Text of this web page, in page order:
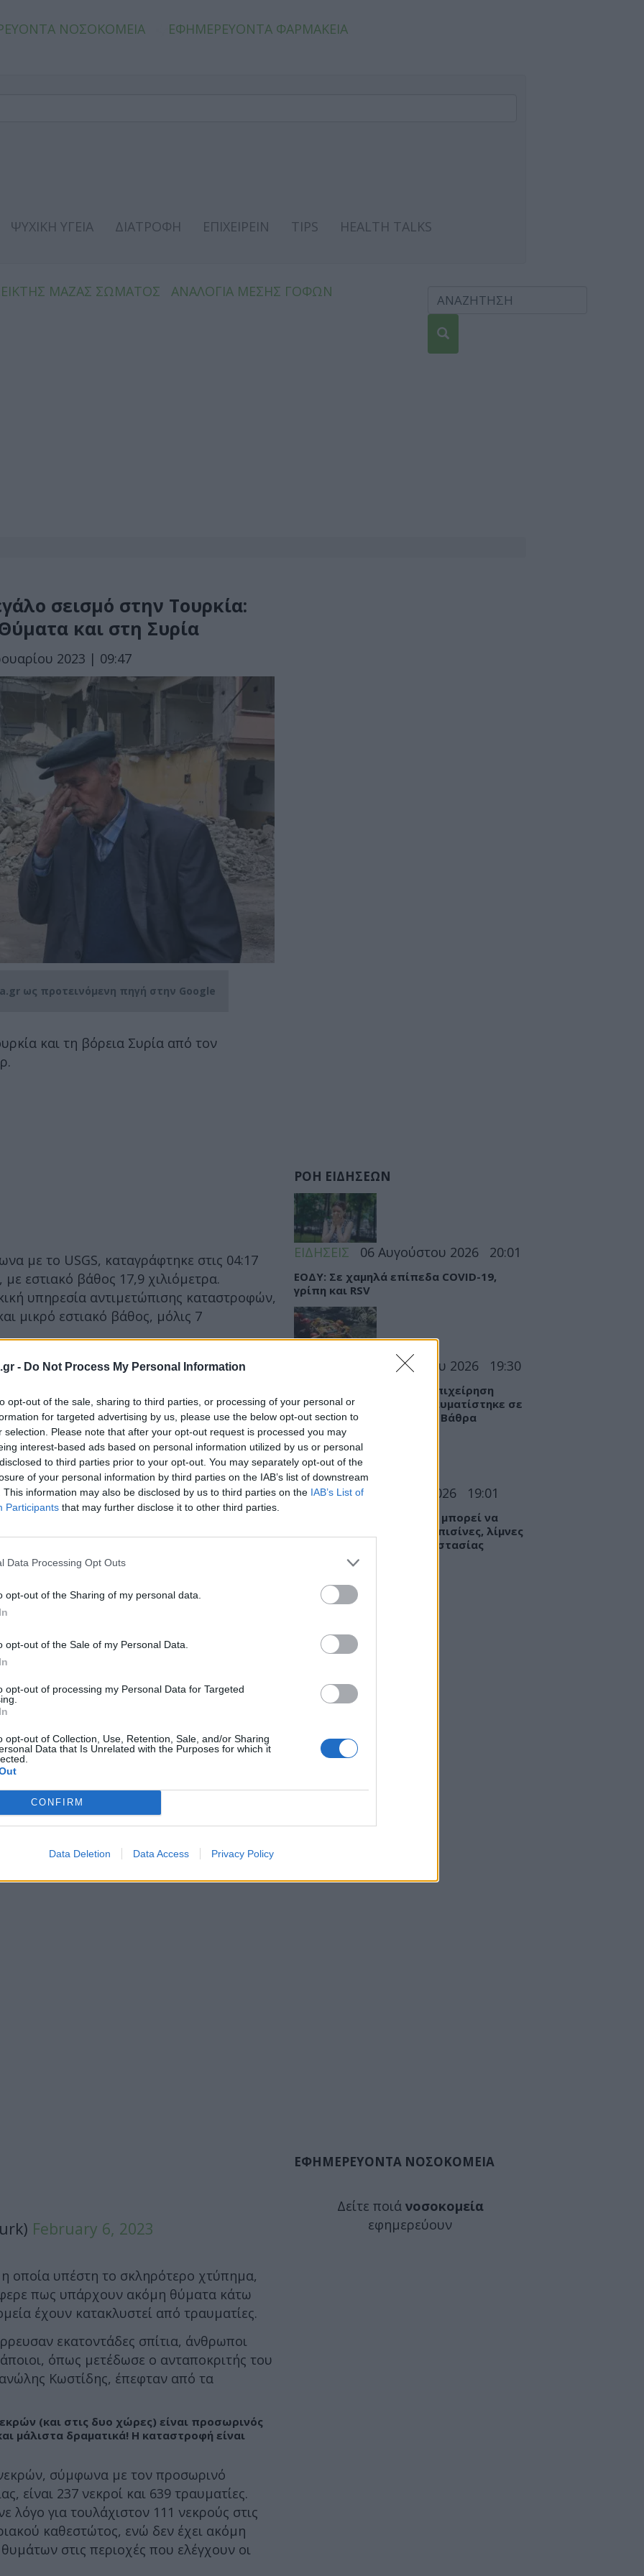
- Do Not Process My Personal Information
opt-out of the sale, sharing to third parties, or processing of your personal or
for targeted advertising by us, please use the below opt-out section to
selection. Please note that after your opt-out request is processed you may
interest-based ads based on personal information utilized by us or personal
to third parties prior to your opt-out. You may separately opt-out of the
of your personal information by third parties on the IAB’s list of downstream
This information may also be disclosed by us to third parties on the IAB’s List of
Participants that may further disclose it to other third parties.
Data Processing Opt Outs
opt-out of the Sharing of my personal data.
opt-out of the Sale of my Personal Data.
opt-out of processing my Personal Data for Targeted
opt-out of Collection, Use, Retention, Sale, and/or Sharing
Data that Is Unrelated with the Purposes for which it
CONFIRM
Data Deletion Data Access Privacy Policy
ΝΟΣΟΚΟΜΕΙΑ ΕΦΗΜΕΡΕΥΟΝΤΑ ΦΑΡΜΑΚΕΙΑ
ΨΥΧΙΚΗ ΥΓΕΙΑ ΔΙΑΤΡΟΦΗ ΕΠΙΧΕΙΡΕΙΝ TIPS
HEALTH TALKS
ΜΑΖΑΣ ΣΩΜΑΤΟΣ
ΑΝΑΛΟΓΙΑ ΜΕΣΗΣ ΓΟΦΩΝ
σεισμό στην Τουρκία:
και στη Συρία
2023 | 09:47
ως προτεινόμενη πηγή στην Google
και τη βόρεια Συρία από τον
με το USGS, καταγράφτηκε στις 04:17
εστιακό βάθος 17,9 χιλιόμετρα.
υπηρεσία αντιμετώπισης καταστροφών,
μικρό εστιακό βάθος, μόλις 7
Παζάρτζικ, στην επαρχία
στα σύνορα με τη βόρεια Συρία.
a building collapsed recorded by
7.8
February 6, 2023
οποία υπέστη το σκληρότερο χτύπημα,
πως υπάρχουν ακόμη θύματα κάτω
έχουν κατακλυστεί από τραυματίες.
εκατοντάδες σπίτια, άνθρωποι
όπως μετέδωσε ο ανταποκριτής του
Κωστίδης, έπεφταν από τα
(και στις δυο χώρες) είναι προσωρινός
μάλιστα δραματικά! Η καταστροφή είναι
σύμφωνα με τον προσωρινό
είναι 237 νεκροί και 639 τραυματίες.
λόγο για τουλάχιστον 111 νεκρούς στις
καθεστώτος, ενώ δεν έχει ακόμη
στις περιοχές που ελέγχουν οι
ΡΟΗ ΕΙΔΗΣΕΩΝ
ΕΙΔΗΣΕΙΣ 06 Αυγούστου 2026 20:01
ΕΟΔΥ: Σε χαμηλά επίπεδα COVID-19,
γρίπη και RSV
06 Αυγούστου 2026 19:30
Σαμοθράκη: Αγωνιώδης επιχείρηση
διάσωσης 15χρονης – Τραυματίστηκε σε
δύσβατο σημείο στη Γριά Βάθρα
ΥΓΕΙΑ 06 Αυγούστου 2026 19:01
5 σοβαρές λοιμώξεις που μπορεί να
πάθουμε από το νερό σε πισίνες, λίμνες
και ποτάμια – Μέτρα προστασίας
ΕΦΗΜΕΡΕΥΟΝΤΑ ΝΟΣΟΚΟΜΕΙΑ
Δείτε ποιά νοσοκομεία
εφημερεύουν